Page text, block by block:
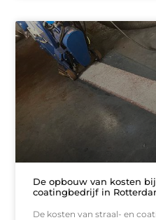
De opbouw van kosten
coatingbedrijf in
De kosten van straal- en